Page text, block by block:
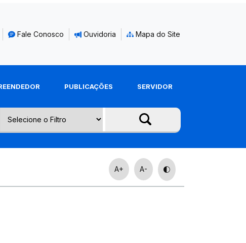
Fale Conosco Ouvidoria Mapa do Site
PUBLICAÇÕES SERVIDOR
A+ A-